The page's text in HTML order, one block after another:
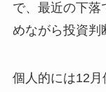
で、最近の下落
めながら投資判
個人的には12